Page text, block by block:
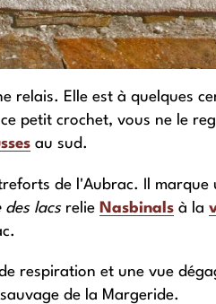
relais. Elle est à quelques
petit crochet, vous ne le
au sud.
de l'Aubrac. Il
des lacsrelie Nasbinals à la
respiration et une vue
de la Margeride.